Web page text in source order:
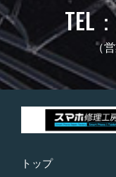
TEL
（
トップ